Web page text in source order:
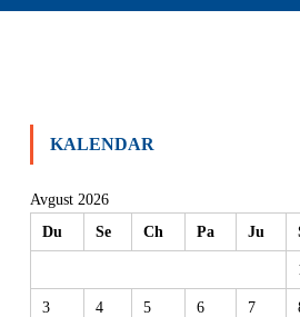
KALENDAR
Avgust 2026
Du
Se Ch Pa Ju
3 4 5 6 7